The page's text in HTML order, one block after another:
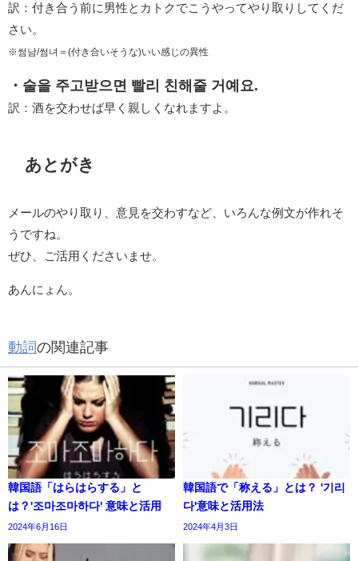
訳：付き合う前に男性とカトクでこうやってやり取りしてくだ
さい。
※썸남/썸녀＝(付き合いそうな)いい感じの異性
・술을 주고받으면 빨리 친해줄 거예요.
訳：酒を交わせば早く親しくなれますよ。
あとがき
メールのやり取り、意見を交わすなど、いろんな例文が作れそ
うですね。
ぜひ、ご活用くださいませ。
あんにょん。
動詞の関連記事
韓国語「はらはらする」と
は？'조마조마하다' 意味と活用
2024年6月16日
韓国語で「称える」とは？ '기리
다'意味と活用法
2024年4月3日